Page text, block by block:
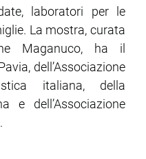
laboratori per le
La mostra, curata
Maganuco, ha il
dell’Associazione
italiana, della
e dell’Associazione